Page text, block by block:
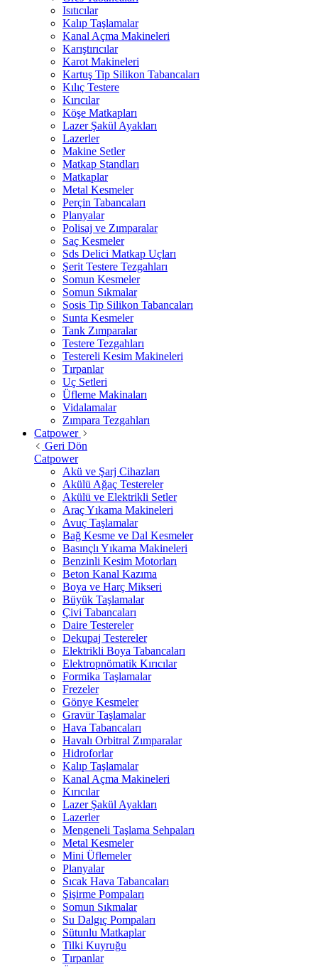
Isıtıcılar
Kalıp Taşlamalar
Kanal Açma Makineleri
Karıştırıcılar
Karot Makineleri
Kartuş Tip Silikon Tabancaları
Kılıç Testere
Kırıcılar
Köşe Matkapları
Lazer Şakül Ayakları
Lazerler
Makine Setler
Matkap Standları
Matkaplar
Metal Kesmeler
Perçin Tabancaları
Planyalar
Polisaj ve Zımparalar
Saç Kesmeler
Sds Delici Matkap Uçları
Şerit Testere Tezgahları
Somun Kesmeler
Somun Sıkmalar
Sosis Tip Silikon Tabancaları
Sunta Kesmeler
Tank Zımparalar
Testere Tezgahları
Testereli Kesim Makineleri
Tırpanlar
Uç Setleri
Üfleme Makinaları
Vidalamalar
Zımpara Tezgahları
Catpower
Geri Dön
Catpower
Akü ve Şarj Cihazları
Akülü Ağaç Testereler
Akülü ve Elektrikli Setler
Araç Yıkama Makineleri
Avuç Taşlamalar
Bağ Kesme ve Dal Kesmeler
Basınçlı Yıkama Makineleri
Benzinli Kesim Motorları
Beton Kanal Kazıma
Boya ve Harç Mikseri
Büyük Taşlamalar
Çivi Tabancaları
Daire Testereler
Dekupaj Testereler
Elektrikli Boya Tabancaları
Elektropnömatik Kırıcılar
Formika Taşlamalar
Frezeler
Gönye Kesmeler
Gravür Taşlamalar
Hava Tabancaları
Havalı Orbitral Zımparalar
Hidroforlar
Kalıp Taşlamalar
Kanal Açma Makineleri
Kırıcılar
Lazer Şakül Ayakları
Lazerler
Mengeneli Taşlama Sehpaları
Metal Kesmeler
Mini Üflemeler
Planyalar
Sıcak Hava Tabancaları
Şişirme Pompaları
Somun Sıkmalar
Su Dalgıç Pompaları
Sütunlu Matkaplar
Tilki Kuyruğu
Tırpanlar